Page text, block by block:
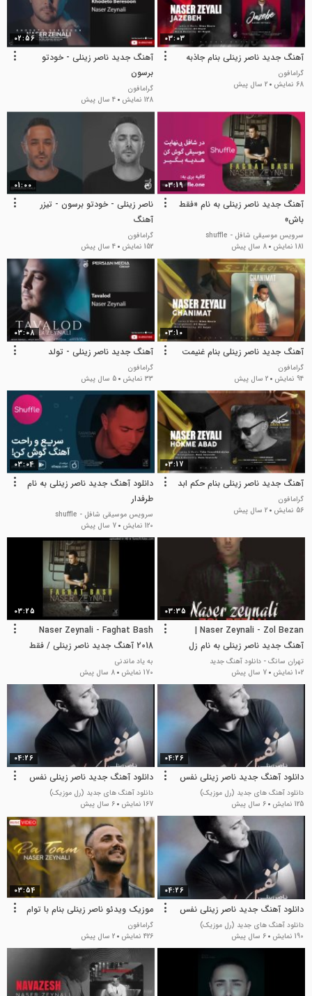
03:03
آهنگ جدید ناصر زینلی بنام جاذبه
گرامافون
68 نمایش
2 سال پیش
02:56
آهنگ جدید ناصر زینلی - خودتو
برسون
گرامافون
128 نمایش
4 سال پیش
03:19
آهنگ جدید ناصر زینلی به نام «فقط
باش»
سرویس موسیقی شافل - shuffle
181 نمایش
8 سال پیش
01:00
ناصر زینلی - خودتو برسون - تیزر
آهنگ
گرامافون
152 نمایش
4 سال پیش
03:10
آهنگ جدید ناصر زینلی بنام غنیمت
گرامافون
94 نمایش
2 سال پیش
03:08
آهنگ جدید ناصر زینلی - تولد
گرامافون
33 نمایش
5 سال پیش
03:17
آهنگ جدید ناصر زینلی بنام حکم ابد
گرامافون
56 نمایش
2 سال پیش
03:04
دانلود آهنگ جدید ناصر زینلی به نام
طرفدار
سرویس موسیقی شافل - shuffle
120 نمایش
7 سال پیش
03:35
Naser Zeynali - Zol Bezan |
آهنگ جدید ناصر زینلی به نام زل
بزن
تهران سانگ - دانلود آهنگ جدید
102 نمایش
7 سال پیش
03:25
Naser Zeynali - Faghat Bash
2018 آهنگ جدید ناصر زینلی / فقط
باش
به یاد ماندنی
170 نمایش
8 سال پیش
04:26
دانلود آهنگ جدید ناصر زینلی نفس
دانلود آهنگ های جدید (رل موزیک)
125 نمایش
6 سال پیش
04:26
دانلود آهنگ جدید ناصر زینلی نفس
دانلود آهنگ های جدید (رل موزیک)
167 نمایش
6 سال پیش
04:26
دانلود آهنگ جدید ناصر زینلی نفس
دانلود آهنگ های جدید (رل موزیک)
190 نمایش
6 سال پیش
03:54
موزیک ویدئو ناصر زینلی بنام با توام
گرامافون
426 نمایش
2 سال پیش